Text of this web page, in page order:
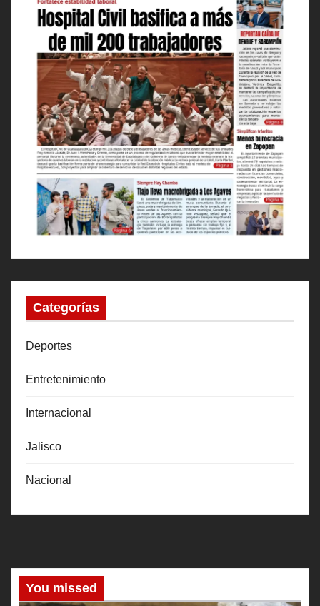
Categorías
Deportes
Entretenimiento
Internacional
Jalisco
Nacional
You missed